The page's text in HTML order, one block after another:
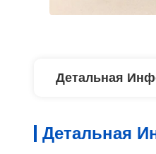
Детальная
Детальная